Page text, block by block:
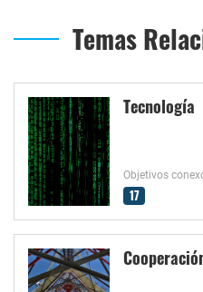
Temas
Tecnología
Objetivos
17